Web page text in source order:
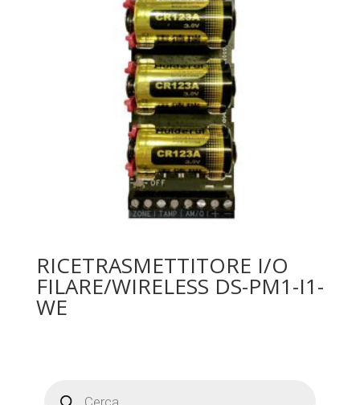
RICETRASMETTITORE I/O
FILARE/WIRELESS DS-PM1-I1-
WE
search